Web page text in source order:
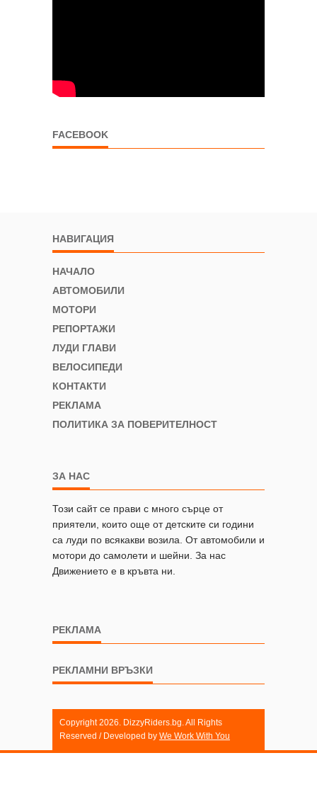
FACEBOOK
НАВИГАЦИЯ
НАЧАЛО
АВТОМОБИЛИ
МОТОРИ
РЕПОРТАЖИ
ЛУДИ ГЛАВИ
ВЕЛОСИПЕДИ
КОНТАКТИ
РЕКЛАМА
ПОЛИТИКА ЗА ПОВЕРИТЕЛНОСТ
ЗА НАС
Този сайт се прави с много сърце от
приятели, които още от детските си години
са луди по всякакви возила. От автомобили и
мотори до самолети и шейни. За нас
Движението е в кръвта ни.
РЕКЛАМА
РЕКЛАМНИ ВРЪЗКИ
Copyright 2026. DizzyRiders.bg. All Rights
Reserved / Developed by We Work With You